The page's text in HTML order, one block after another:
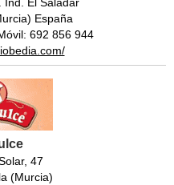
España
692 856 944
47
(Murcia)